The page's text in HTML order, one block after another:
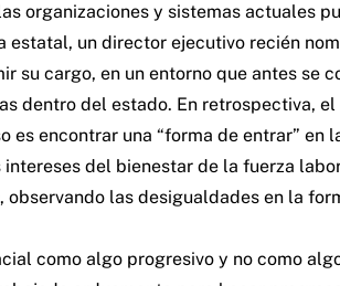
organizaciones y sistemas actuales
un director ejecutivo recién
cargo, en un entorno que antes se
dentro del estado. En retrospectiva,
encontrar una “forma de entrar”
del bienestar de la fuerza
las desigualdades en la
como algo progresivo y no como